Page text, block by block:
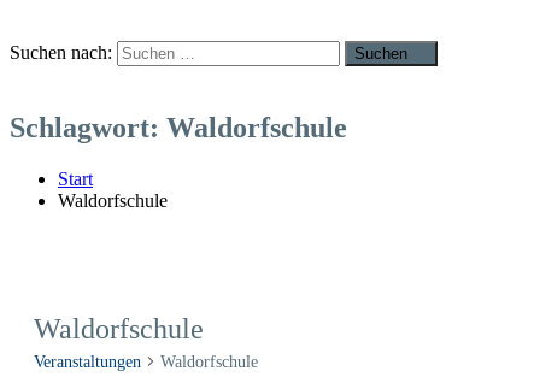
Suchen nach: Suchen
Schlagwort: Waldorfschule
Start
Waldorfschule
Waldorfschule
Veranstaltungen Waldorfschule